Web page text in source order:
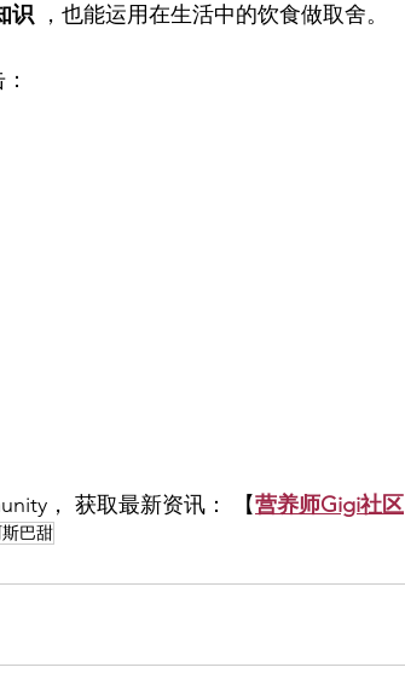
识 ，也能运用在生活中的饮食做取舍。
， 获取最新资讯： 【营养师Gigi社区
巴甜